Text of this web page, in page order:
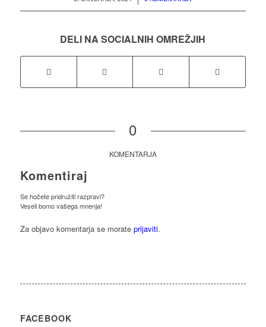
DELI NA SOCIALNIH OMREŽJIH
0
KOMENTARJA
Komentiraj
Se hočete pridružiti razpravi?
Veseli bomo vašega mnenja!
Za objavo komentarja se morate prijaviti.
FACEBOOK